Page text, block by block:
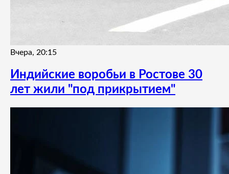
Вчера, 20:15
Индийские воробьи в Ростове 30
лет жили "под прикрытием"